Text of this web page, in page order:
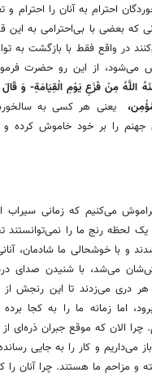
احترام به آنان را احترام و
که بعضی با بی‌احترامی به این
در واقع فقط با بازگشت به
می‌شود، از این رو حضرت
اللَّهُ مِنْ فَزَعِ یَوْمِ الْقِیَامَةِ- وَ
یعنی هر کسی به
جهنم را بر خود خاموش کرده و
می‌کنیم که زمانی
یک لحظه رنج ما را نمی‌توانستند
و با خوشحالی ما شادمان،
می‌شد، با شنیدن صدای
دری می‌زدند تا این رنجش از
اما زمانه ما را به کجا
چرا الان که موقع جبران ذره‌ای
می‌داریم و کار را به جایی
و مزاحم ما هستند. چرا آنان را